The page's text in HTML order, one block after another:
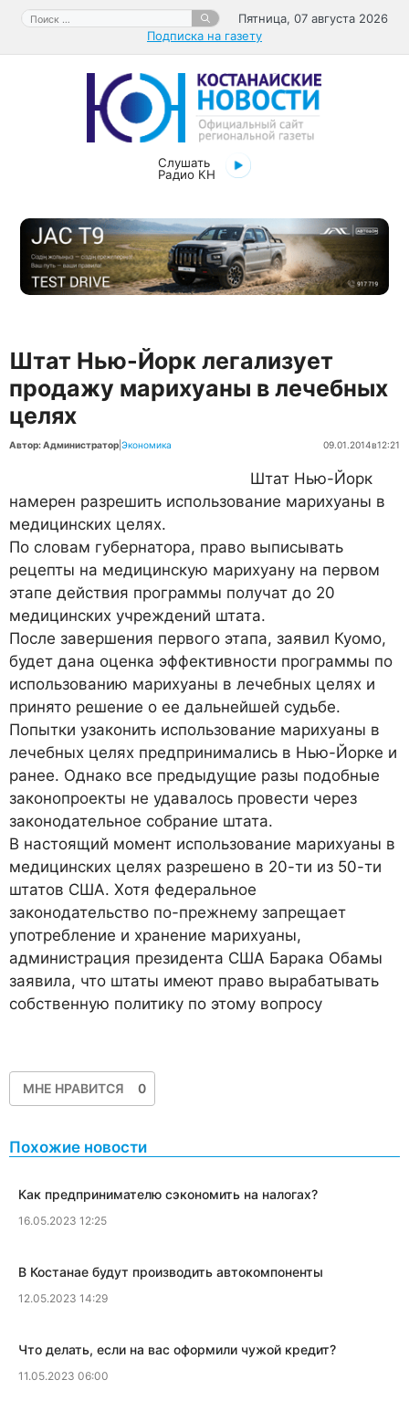
Перейти
содержимому
Поиск:
Пятница, 07 августа 2026
Подписка на газету
Слушать
Радио КН
Штат Нью-Йорк легализует
продажу марихуаны в лечебных
целях
Автор: Администратор Экономика 09.01.2014в12:21
Штат Нью-Йорк
намерен разрешить использование марихуаны в
медицинских целях.
По словам губернатора, право выписывать
рецепты на медицинскую марихуану на первом
этапе действия программы получат до 20
медицинских учреждений штата.
После завершения первого этапа, заявил Куомо,
будет дана оценка эффективности программы по
использованию марихуаны в лечебных целях и
принято решение о ее дальнейшей судьбе.
Попытки узаконить использование марихуаны в
лечебных целях предпринимались в Нью-Йорке и
ранее. Однако все предыдущие разы подобные
законопроекты не удавалось провести через
законодательное собрание штата.
В настоящий момент использование марихуаны в
медицинских целях разрешено в 20-ти из 50-ти
штатов США. Хотя федеральное
законодательство по-прежнему запрещает
употребление и хранение марихуаны,
администрация президента США Барака Обамы
заявила, что штаты имеют право вырабатывать
собственную политику по этому вопросу
МНЕ НРАВИТСЯ 0
Похожие новости
​Как предпринимателю сэкономить на налогах?
16.05.2023 12:25
​В Костанае будут производить автокомпоненты
12.05.2023 14:29
Что делать, если на вас оформили чужой кредит?
11.05.2023 06:00